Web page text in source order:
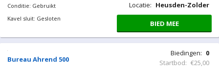
Conditie: Gebruikt
Kavel sluit: Gesloten
Locatie: Heusden-Zolder
BIED MEE
Bureau Ahrend 500
Biedingen: 0
Startbod: €25,00